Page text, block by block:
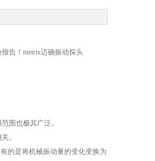
报告！metrix迈确振动探头
围也极其广泛。
。
的是将机械振动量的变化变换为